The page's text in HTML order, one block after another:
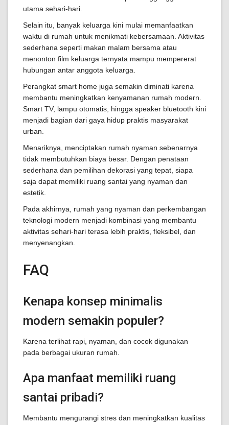
utama sehari-hari.
Selain itu, banyak keluarga kini mulai memanfaatkan
waktu di rumah untuk menikmati kebersamaan. Aktivitas
sederhana seperti makan malam bersama atau
menonton film keluarga ternyata mampu mempererat
hubungan antar anggota keluarga.
Perangkat smart home juga semakin diminati karena
membantu meningkatkan kenyamanan rumah modern.
Smart TV, lampu otomatis, hingga speaker bluetooth kini
menjadi bagian dari gaya hidup praktis masyarakat
urban.
Menariknya, menciptakan rumah nyaman sebenarnya
tidak membutuhkan biaya besar. Dengan penataan
sederhana dan pemilihan dekorasi yang tepat, siapa
saja dapat memiliki ruang santai yang nyaman dan
estetik.
Pada akhirnya, rumah yang nyaman dan perkembangan
teknologi modern menjadi kombinasi yang membantu
aktivitas sehari-hari terasa lebih praktis, fleksibel, dan
menyenangkan.
FAQ
Kenapa konsep minimalis
modern semakin populer?
Karena terlihat rapi, nyaman, dan cocok digunakan
pada berbagai ukuran rumah.
Apa manfaat memiliki ruang
santai pribadi?
Membantu mengurangi stres dan meningkatkan kualitas